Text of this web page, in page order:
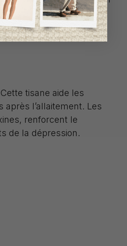
tisane aide les
l’allaitement. Les
renforcent le
de la dépression.